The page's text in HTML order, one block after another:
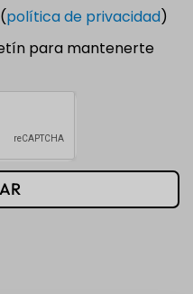
política de privacidad)
para mantenerte